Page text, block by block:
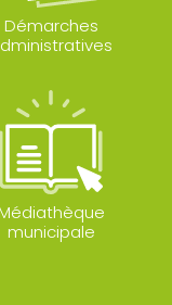
Démarches
municipale